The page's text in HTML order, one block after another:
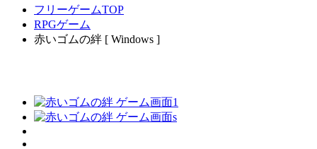
フリーゲームTOP
RPGゲーム
赤いゴムの絆 [ Windows ]